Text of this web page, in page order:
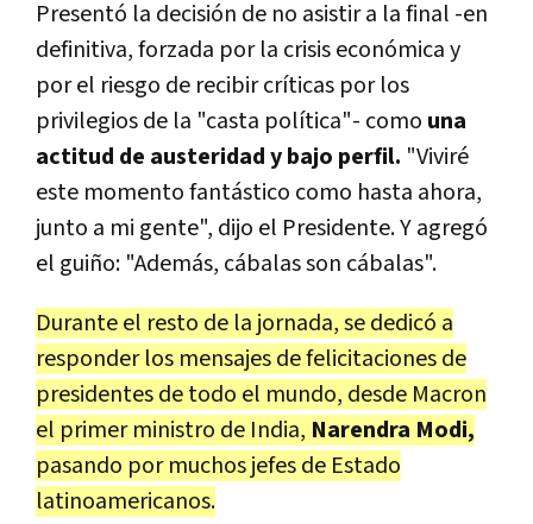
Presentó la decisión de no asistir a la final -en
definitiva, forzada por la crisis económica y
por el riesgo de recibir críticas por los
privilegios de la "casta política"- como una
actitud de austeridad y bajo perfil. "Viviré
este momento fantástico como hasta ahora,
junto a mi gente", dijo el Presidente. Y agregó
el guiño: "Además, cábalas son cábalas".
Durante el resto de la jornada, se dedicó a
responder los mensajes de felicitaciones de
presidentes de todo el mundo, desde Macron
el primer ministro de India, Narendra Modi,
pasando por muchos jefes de Estado
latinoamericanos.